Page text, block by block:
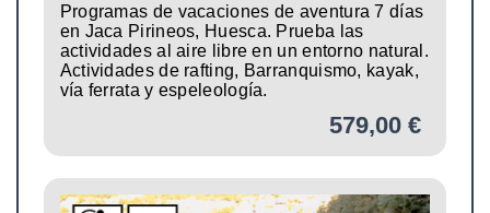
Programas de vacaciones de aventura 7 días
en Jaca Pirineos, Huesca. Prueba las
actividades al aire libre en un entorno natural.
Actividades de rafting, Barranquismo, kayak,
vía ferrata y espeleología.
579,00 €